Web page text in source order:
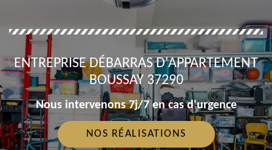
ENTREPRISE DÉBARRAS D'APPARTEMENT
BOUSSAY 37290
Nous intervenons 7j/7 en cas d'urgence
NOS RÉALISATIONS